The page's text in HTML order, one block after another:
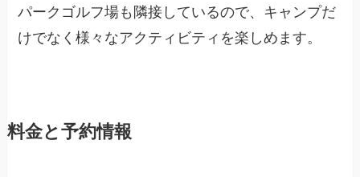
パークゴルフ場も隣接しているので、キャンプだ
けでなく様々なアクティビティを楽しめます。
料金と予約情報